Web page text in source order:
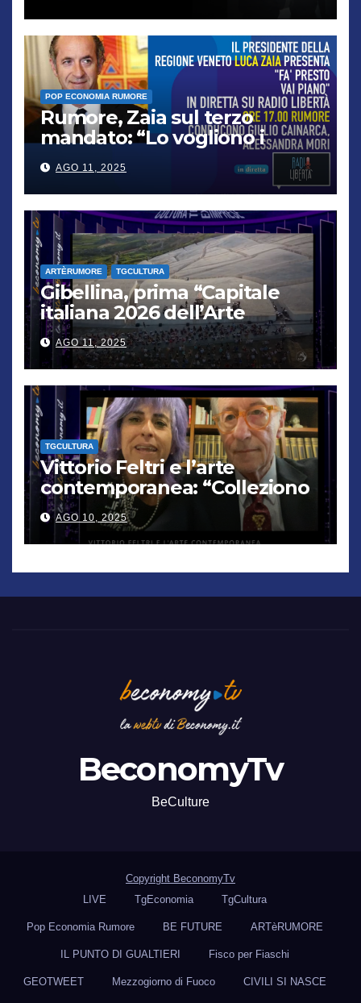
POP ECONOMIA RUMORE
Rumore, Zaia sul terzo
mandato: “Lo vogliono i
cittadini, chi non lo capisce
verrà punito”
AGO 11, 2025
ARTÈRUMORE TGCULTURA
Gibellina, prima “Capitale
italiana 2026 dell’Arte
contemporanea”
AGO 11, 2025
TGCULTURA
Vittorio Feltri e l’arte
contemporanea: “Colleziono
De Chirico. Cattelan? Un
genio”
AGO 10, 2025
BeconomyTv
BeCulture
Copyright BeconomyTv
LIVE
TgEconomia TgCultura
Pop Economia Rumore BE FUTURE ARTèRUMORE
IL PUNTO DI GUALTIERI Fisco per Fiaschi
GEOTWEET Mezzogiorno di Fuoco CIVILI SI NASCE